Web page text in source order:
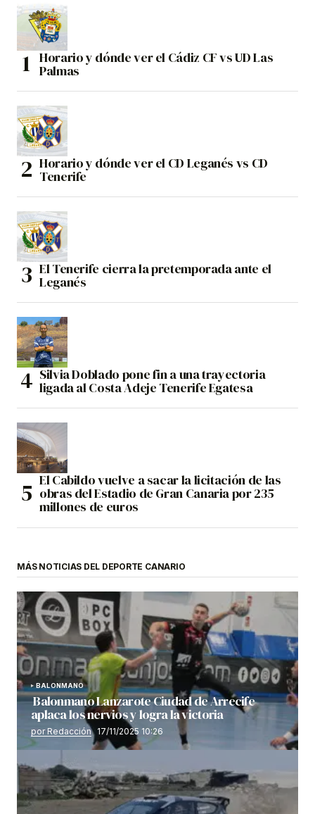
Horario y dónde ver el Cádiz CF vs UD Las
Palmas
Horario y dónde ver el CD Leganés vs CD
Tenerife
El Tenerife cierra la pretemporada ante el
Leganés
Silvia Doblado pone fin a una trayectoria
ligada al Costa Adeje Tenerife Egatesa
El Cabildo vuelve a sacar la licitación de las
obras del Estadio de Gran Canaria por 235
millones de euros
MÁS NOTICIAS DEL DEPORTE CANARIO
BALONMANO
Balonmano Lanzarote Ciudad de Arrecife
aplaca los nervios y logra la victoria
por Redacción 17/11/2025 10:26